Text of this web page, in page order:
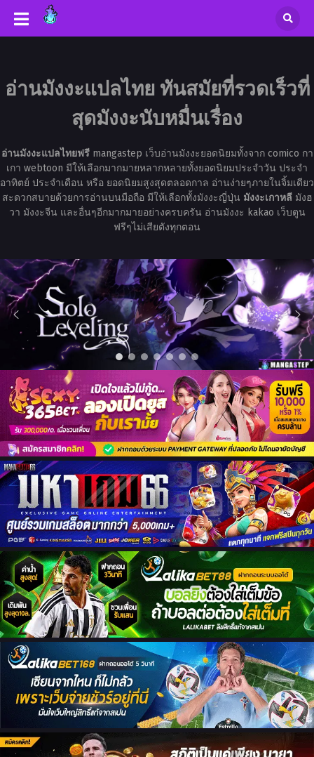
อ่านมังงะแปลไทย ทันสมัยที่รวดเร็วที่
สุดมังงะนับหมื่นเรื่อง
อ่านมังงะแปลไทยฟรีmangastep เว็บอ่านมังงะยอดนิยมทั้งจาก comico กา
เกา webtoon มีให้เลือกมากมายหลากหลายทั้งยอดนิยมประจำวัน ประจำ
อาทิตย์ ประจำเดือน หรือ ยอดนิยมสูงสุดตลอดกาล อ่านง่ายๆภายในจิ้มเดียว
สะดวกสบายด้วยการอ่านบนมือถือ มีให้เลือกทั้งมังงะญี่ปุ่น มังงะเกาหลีมังฮ
วา มังงะจีน และอื่นๆอีกมากมายอย่างครบครัน อ่านมังงะ kakao เว็บตูน
ฟรีๆไม่เสียตังทุกตอน